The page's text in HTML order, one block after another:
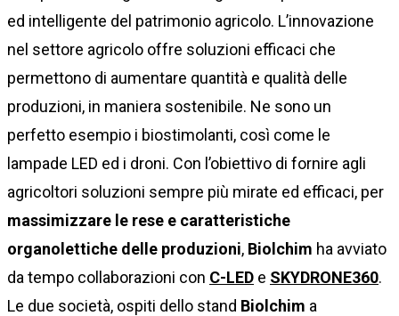
ed intelligente del patrimonio agricolo. L’innovazione
nel settore agricolo offre soluzioni efficaci che
permettono di aumentare quantità e qualità delle
produzioni, in maniera sostenibile. Ne sono un
perfetto esempio i biostimolanti, così come le
lampade LED ed i droni. Con l’obiettivo di fornire agli
agricoltori soluzioni sempre più mirate ed efficaci, per
massimizzare le rese e caratteristiche
organolettiche delle produzioni, Biolchim ha avviato
da tempo collaborazioni con C-LED e SKYDRONE360.
Le due società, ospiti dello stand Biolchim a